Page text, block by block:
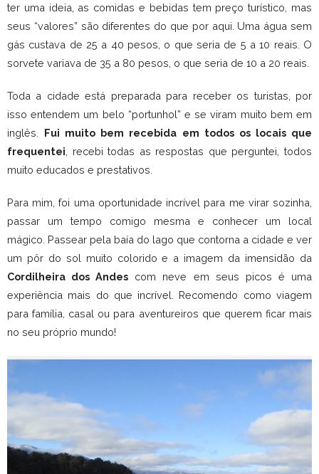
ter uma ideia, as comidas e bebidas tem preço turístico, mas
seus “valores” são diferentes do que por aqui. Uma água sem
gás custava de 25 a 40 pesos, o que seria de 5 a 10 reais. O
sorvete variava de 35 a 80 pesos, o que seria de 10 a 20 reais.
Toda a cidade está preparada para receber os turistas, por
isso entendem um belo “portunhol” e se viram muito bem em
inglês. Fui muito bem recebida em todos os locais que
frequentei , recebi todas as respostas que perguntei, todos
muito educados e prestativos.
Para mim, foi uma oportunidade incrível para me virar sozinha,
passar um tempo comigo mesma e conhecer um local
mágico. Passear pela baía do lago que contorna a cidade e ver
um pôr do sol muito colorido e a imagem da imensidão da
Cordilheira dos Andes com neve em seus picos é uma
experiência mais do que incrível. Recomendo como viagem
para família, casal ou para aventureiros que querem ficar mais
no seu próprio mundo!